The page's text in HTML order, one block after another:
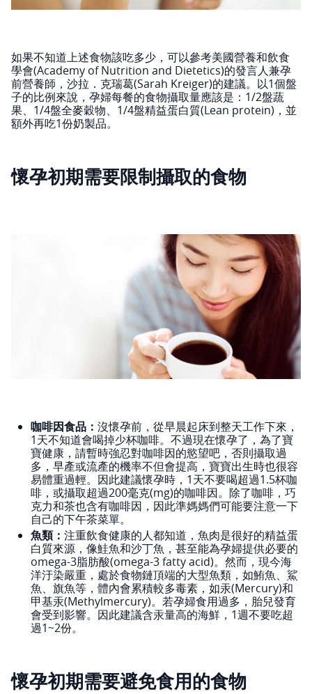
如果不知道上述食物該吃多少，可以參考美國營養和飲食
學會(Academy of Nutrition and Dietetics)的發言人兼孕
前營養師，沙拉．克瑞葛(Sarah Kreiger)的建議。以1個盤
子的比例來說，孕婦每餐的食物攝取量應該是：1/2盤蔬
果、1/4盤全麥穀物、1/4盤精益蛋白質(Lean protein)，並
額外再吃1份奶製品。
懷孕初期需要限制攝取的食物
咖啡因食品： 沒懷孕前，從早晨起床到整天工作下來，
1天不知道會喝掉少杯咖啡。不過現在懷孕了，為了寶
寶健康，請暫時強忍對咖啡因的慾望吧，否則攝取過
多，早產或流產的機率不但會提高，寶寶出生時也很容
易體重過輕。因此建議懷孕時，1天不要喝超過1.5杯咖
啡，或攝取超過200毫克(mg)的咖啡因。除了咖啡，巧
克力和茶也含有咖啡因，因此準媽媽們可能要注意一下
自己的下午茶菜單。
魚類： 注重飲食健康的人都知道，魚肉是很好的精益蛋
白質來源，像鮭魚和沙丁魚，甚至能為孕婦提供必要的
omega-3脂肪酸(omega-3 fatty acid)。然而，現今海
洋汙染嚴重，處於食物鏈頂端的大型魚類，如鮪魚、鯊
魚、旗魚等，體內會累積較多毒素，如汞(Mercury)和
甲基汞(Methylmercury)。若孕婦食用過多，胎兒發育
會受到影響。因此建議含汞量高的海鮮，1週不要吃超
過1~2份。
懷孕初期需要避免食用的食物